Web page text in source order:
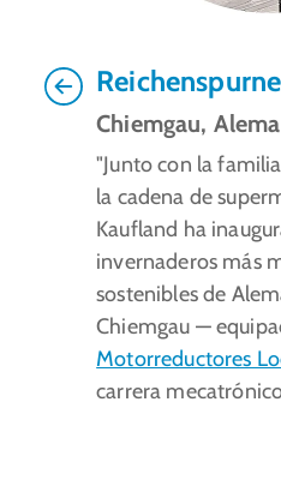
Chiemgau,
"Junto con la
la cadena de
Kaufland ha
invernaderos más
sostenibles de
Chiemgau —
Motorreductores
carrera
Previous